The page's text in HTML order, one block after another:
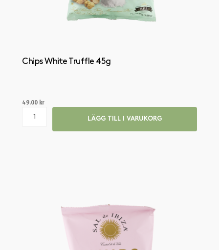
Chips White Truffle 45g
49.00 kr
LÄGG TILL I VARUKORG